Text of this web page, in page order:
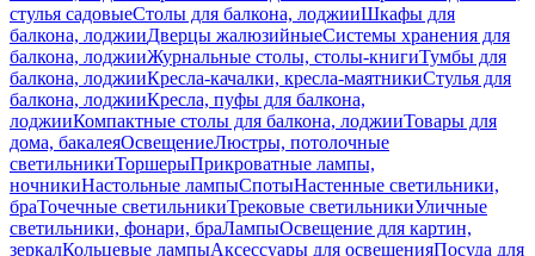
стулья садовыеСтолы для балкона, лоджииШкафы для
балкона, лоджииДверцы жалюзийныеСистемы хранения для
балкона, лоджииЖурнальные столы, столы-книгиТумбы для
балкона, лоджииКресла-качалки, кресла-маятникиСтулья для
балкона, лоджииКресла, пуфы для балкона,
лоджииКомпактные столы для балкона, лоджииТовары для
дома, бакалеяОсвещениеЛюстры, потолочные
светильникиТоршерыПрикроватные лампы,
ночникиНастольные лампыСпотыНастенные светильники,
браТочечные светильникиТрековые светильникиУличные
светильники, фонари, браЛампыОсвещение для картин,
зеркалКольцевые лампыАксессуары для освещенияПосуда для